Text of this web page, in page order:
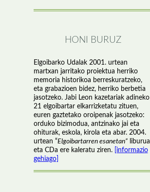
HONI BURUZ
Elgoibarko Udalak 2001. urtean
martxan jarritako proiektua herriko
memoria historikoa berreskuratzeko,
eta grabazioen bidez, herriko berbetia
jasotzeko. Jabi Leon kazetariak adineko
21 elgoibartar elkarrizketatu zituen,
euren gaztetako oroipenak jasotzeko:
orduko bizimodua, antzinako jai eta
ohiturak, eskola, kirola eta abar. 2004.
urtean “Elgoibartarren esanetan”liburua
eta CDa ere kaleratu ziren. [informazio
gehiago]